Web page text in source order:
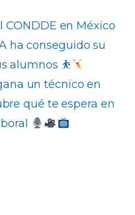
p
ar
ti
r
CONDDE en México
ha conseguido su
alumnos ⛹
un técnico en
qué te espera en